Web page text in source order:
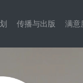
传播与出版 满意